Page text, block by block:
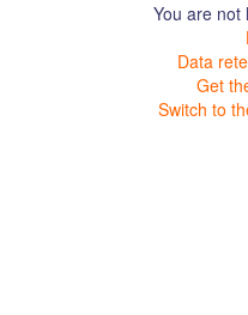
You are not
Data
Get
Switch to